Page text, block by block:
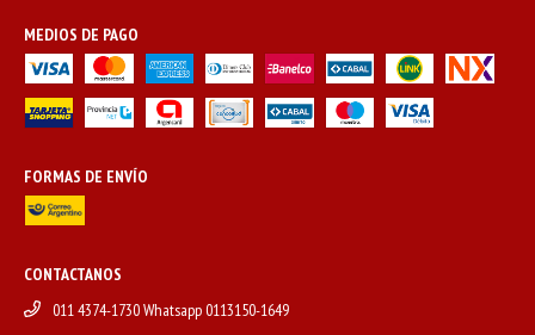
MEDIOS DE PAGO
FORMAS DE ENVÍO
CONTACTANOS
011 4374-1730 Whatsapp 0113150-1649